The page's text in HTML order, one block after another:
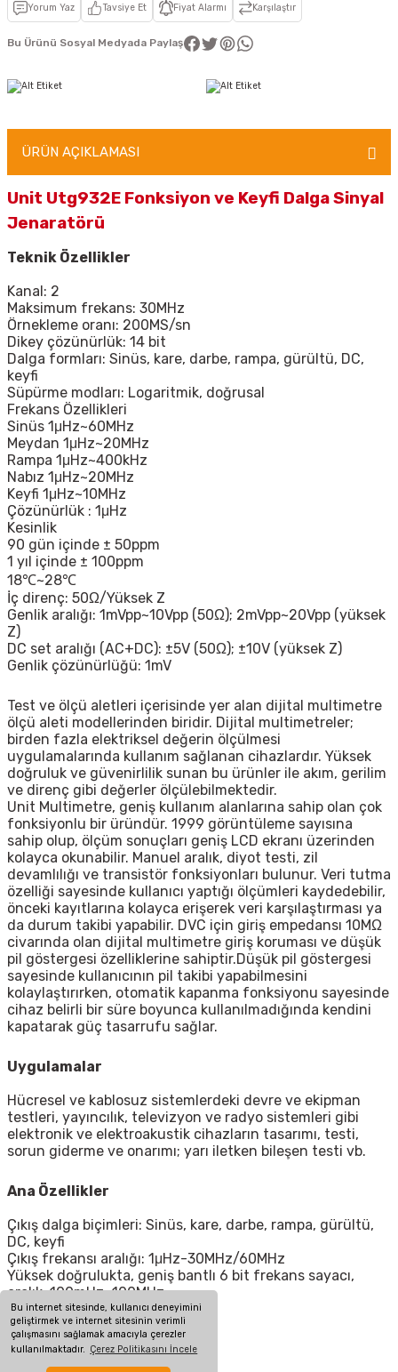
Bu internet sitesinde, kullanıcı deneyimini
geliştirmek ve internet sitesinin verimli
çalışmasını sağlamak amacıyla çerezler
kullanılmaktadır. Çerez Politikasını İncele
Yorum Yaz Tavsiye Et Fiyat Alarmı Karşılaştır
Bu Ürünü Sosyal Medyada Paylaş
ÜRÜN AÇIKLAMASI
Unit Utg932E Fonksiyon ve Keyfi Dalga Sinyal
Jenaratörü
Teknik Özellikler
Kanal: 2
Maksimum frekans: 30MHz
Örnekleme oranı: 200MS/sn
Dikey çözünürlük: 14 bit
Dalga formları: Sinüs, kare, darbe, rampa, gürültü, DC,
keyfi
Süpürme modları: Logaritmik, doğrusal
Frekans Özellikleri
Sinüs 1μHz~60MHz
Meydan 1μHz~20MHz
Rampa 1μHz~400kHz
Nabız 1μHz~20MHz
Keyfi 1μHz~10MHz
Çözünürlük : 1μHz
Kesinlik
90 gün içinde ± 50ppm
1 yıl içinde ± 100ppm
18℃~28℃
İç direnç: 50Ω/Yüksek Z
Genlik aralığı: 1mVpp~10Vpp (50Ω); 2mVpp~20Vpp (yüksek
Z)
DC set aralığı (AC+DC): ±5V (50Ω); ±10V (yüksek Z)
Genlik çözünürlüğü: 1mV
Test ve ölçü aletleri içerisinde yer alan dijital multimetre
ölçü aleti modellerinden biridir. Dijital multimetreler;
birden fazla elektriksel değerin ölçülmesi
uygulamalarında kullanım sağlanan cihazlardır. Yüksek
doğruluk ve güvenirlilik sunan bu ürünler ile akım, gerilim
ve direnç gibi değerler ölçülebilmektedir.
Unit Multimetre, geniş kullanım alanlarına sahip olan çok
fonksiyonlu bir üründür. 1999 görüntüleme sayısına
sahip olup, ölçüm sonuçları geniş LCD ekranı üzerinden
kolayca okunabilir. Manuel aralık, diyot testi, zil
devamlılığı ve transistör fonksiyonları bulunur. Veri tutma
özelliği sayesinde kullanıcı yaptığı ölçümleri kaydedebilir,
önceki kayıtlarına kolayca erişerek veri karşılaştırması ya
da durum takibi yapabilir. DVC için giriş empedansı 10MΩ
civarında olan dijital multimetre giriş koruması ve düşük
pil göstergesi özelliklerine sahiptir.Düşük pil göstergesi
sayesinde kullanıcının pil takibi yapabilmesini
kolaylaştırırken, otomatik kapanma fonksiyonu sayesinde
cihaz belirli bir süre boyunca kullanılmadığında kendini
kapatarak güç tasarrufu sağlar.
Uygulamalar
Hücresel ve kablosuz sistemlerdeki devre ve ekipman
testleri, yayıncılık, televizyon ve radyo sistemleri gibi
elektronik ve elektroakustik cihazların tasarımı, testi,
sorun giderme ve onarımı; yarı iletken bileşen testi vb.
Ana Özellikler
Çıkış dalga biçimleri: Sinüs, kare, darbe, rampa, gürültü,
DC, keyfi
Çıkış frekansı aralığı: 1μHz-30MHz/60MHz
Yüksek doğrulukta, geniş bantlı 6 bit frekans sayacı,
aralık: 100mHz~100MHz
İki eşdeğer performans kanalı
4,3 inç TFT LCD
Güç: 100~240VAC, 50Hz/60Hz
Ekran: 4.3” TFT LCD (480×272)